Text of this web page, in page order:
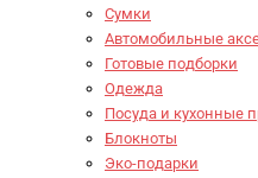
Сумки
Автомобильные
Готовые подборки
Одежда
Посуда и кухонные
Блокноты
Эко-подарки